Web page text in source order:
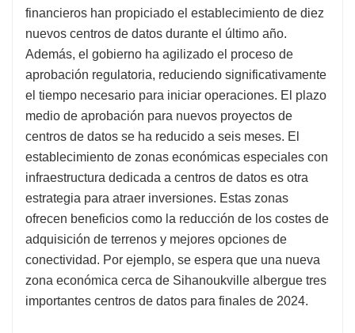
financieros han propiciado el establecimiento de diez
nuevos centros de datos durante el último año.
Además, el gobierno ha agilizado el proceso de
aprobación regulatoria, reduciendo significativamente
el tiempo necesario para iniciar operaciones. El plazo
medio de aprobación para nuevos proyectos de
centros de datos se ha reducido a seis meses. El
establecimiento de zonas económicas especiales con
infraestructura dedicada a centros de datos es otra
estrategia para atraer inversiones. Estas zonas
ofrecen beneficios como la reducción de los costes de
adquisición de terrenos y mejores opciones de
conectividad. Por ejemplo, se espera que una nueva
zona económica cerca de Sihanoukville albergue tres
importantes centros de datos para finales de 2024.